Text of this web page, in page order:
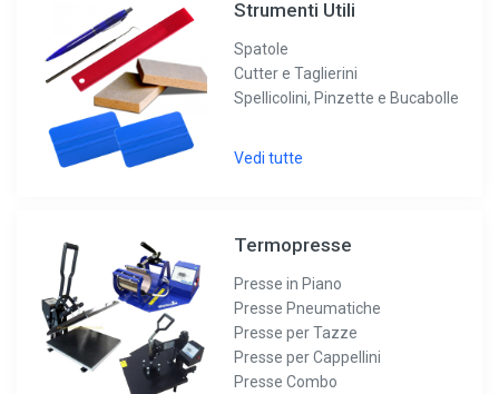
Strumenti Utili
Spatole
Cutter e Taglierini
Spellicolini, Pinzette e Bucabolle
Vedi tutte
Termopresse
Presse in Piano
Presse Pneumatiche
Presse per Tazze
Presse per Cappellini
Presse Combo